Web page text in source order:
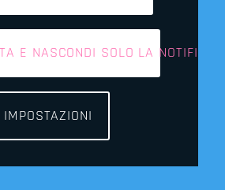
E NASCONDI SOLO LA NOTIFICA
IMPOSTAZIONI